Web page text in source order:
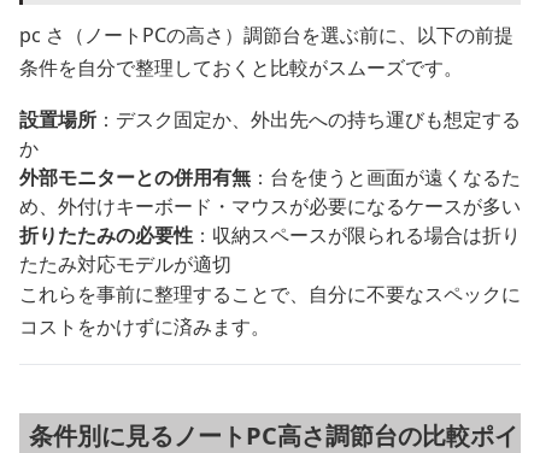
pc さ（ノートPCの高さ）調節台を選ぶ前に、以下の前提
条件を自分で整理しておくと比較がスムーズです。
設置場所 ：デスク固定か、外出先への持ち運びも想定する
か
外部モニターとの併用有無 ：台を使うと画面が遠くなるた
め、外付けキーボード・マウスが必要になるケースが多い
折りたたみの必要性 ：収納スペースが限られる場合は折り
たたみ対応モデルが適切
これらを事前に整理することで、自分に不要なスペックに
コストをかけずに済みます。
条件別に見るノートPC高さ調節台の比較ポイ